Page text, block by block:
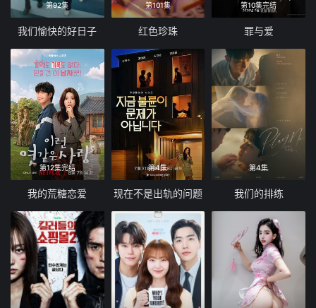
第92集
我们愉快的好日子
第101集
红色珍珠
第10集完结
罪与爱
第12集完结
我的荒糖恋爱
第4集
现在不是出轨的问题
第4集
我们的排练